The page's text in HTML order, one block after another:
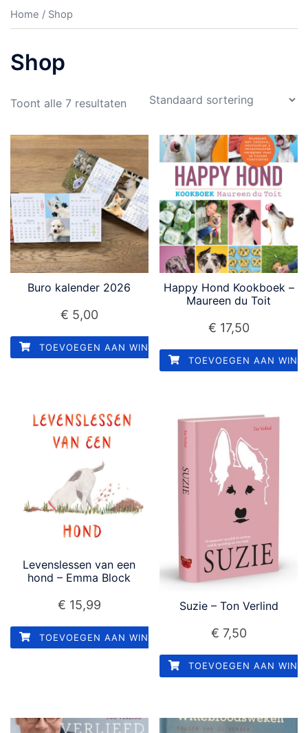
Home / Shop
Shop
Toont alle 7 resultaten
Buro kalender 2026
€ 5,00
TOEVOEGEN AAN WINKELWAGEN
Happy Hond Kookboek –
Maureen du Toit
€ 17,50
TOEVOEGEN AAN
Levenslessen van een
hond – Emma Block
€ 15,99
TOEVOEGEN AAN WINKELWAGEN
Suzie – Ton Verlind
€ 7,50
TOEVOEGEN AAN